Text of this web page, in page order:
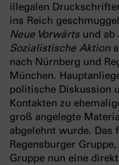
illegalen
ins Reich
Neue Vorwärts und ab
Sozialistische Aktion
nach Nürnberg und
München.
politische Diskussion
Kontakten zu
groß angelegte
abgelehnt wurde. Das
Regensburger
Gruppe nun eine